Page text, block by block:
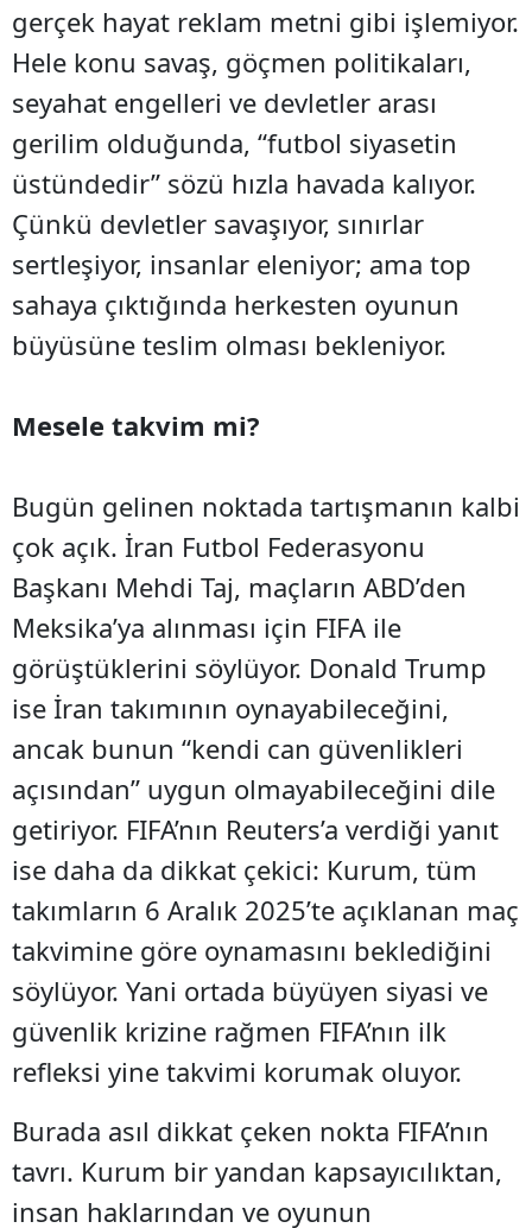
gerçek hayat reklam metni gibi işlemiyor.
Hele konu savaş, göçmen politikaları,
seyahat engelleri ve devletler arası
gerilim olduğunda, “futbol siyasetin
üstündedir” sözü hızla havada kalıyor.
Çünkü devletler savaşıyor, sınırlar
sertleşiyor, insanlar eleniyor; ama top
sahaya çıktığında herkesten oyunun
büyüsüne teslim olması bekleniyor.
Mesele takvim mi?
Bugün gelinen noktada tartışmanın kalbi
çok açık. İran Futbol Federasyonu
Başkanı Mehdi Taj, maçların ABD’den
Meksika’ya alınması için FIFA ile
görüştüklerini söylüyor. Donald Trump
ise İran takımının oynayabileceğini,
ancak bunun “kendi can güvenlikleri
açısından” uygun olmayabileceğini dile
getiriyor. FIFA’nın Reuters’a verdiği yanıt
ise daha da dikkat çekici: Kurum, tüm
takımların 6 Aralık 2025’te açıklanan maç
takvimine göre oynamasını beklediğini
söylüyor. Yani ortada büyüyen siyasi ve
güvenlik krizine rağmen FIFA’nın ilk
refleksi yine takvimi korumak oluyor.
Burada asıl dikkat çeken nokta FIFA’nın
tavrı. Kurum bir yandan kapsayıcılıktan,
insan haklarından ve oyunun